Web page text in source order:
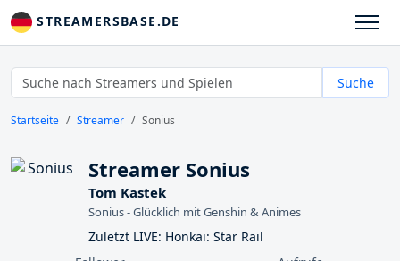
STREAMERSBASE.DE
Suche
Startseite Streamer Sonius
Streamer Sonius
Tom Kastek
Sonius - Glücklich mit Genshin & Animes
Zuletzt LIVE: Honkai: Star Rail